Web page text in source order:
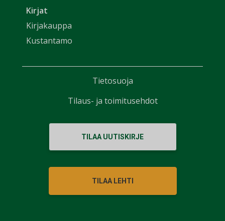
Kirjat
Kirjakauppa
Kustantamo
TILAA UUTISKIRJE
TILAA LEHTI
Tietosuoja
Tilaus- ja toimitusehdot